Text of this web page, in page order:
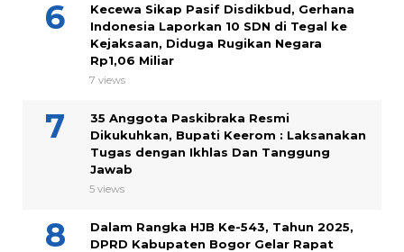
Kecewa Sikap Pasif Disdikbud, Gerhana
Indonesia Laporkan 10 SDN di Tegal ke
Kejaksaan, Diduga Rugikan Negara
Rp1,06 Miliar
7 views
35 Anggota Paskibraka Resmi
Dikukuhkan, Bupati Keerom : Laksanakan
Tugas dengan Ikhlas Dan Tanggung
Jawab
5 views
Dalam Rangka HJB Ke-543, Tahun 2025,
DPRD Kabupaten Bogor Gelar Rapat